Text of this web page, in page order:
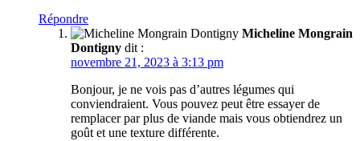
Répondre
Micheline Mongrain
Dontigny dit :
novembre 21, 2023 à 3:13 pm
Bonjour, je ne vois pas d’autres légumes qui
conviendraient. Vous pouvez peut être essayer de
remplacer par plus de viande mais vous obtiendrez un
goût et une texture différente.